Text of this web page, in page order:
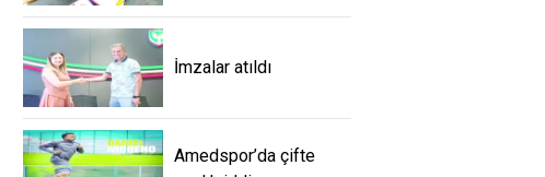
İmzalar atıldı
Amedspor’da çifte